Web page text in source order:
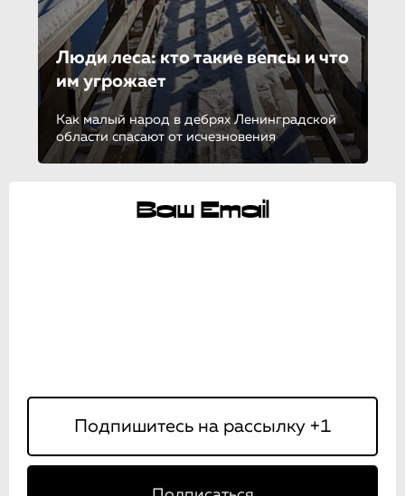
Люди леса: кто такие вепсы и что
им угрожает
Как малый народ в дебрях Ленинградской
области спасают от исчезновения
Ваш Email